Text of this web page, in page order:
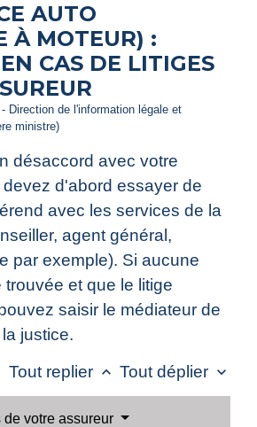
AUTO
À MOTEUR) :
CAS DE LITIGES
Direction de l'information légale et
ministre)
désaccord avec votre
d'abord essayer de
avec les services de la
agent général,
par exemple). Si aucune
et que le litige
saisir le médiateur de
justice.
Tout replier keyboard_arrow_up Tout déplier keyboard_arrow_down
de votre assureur